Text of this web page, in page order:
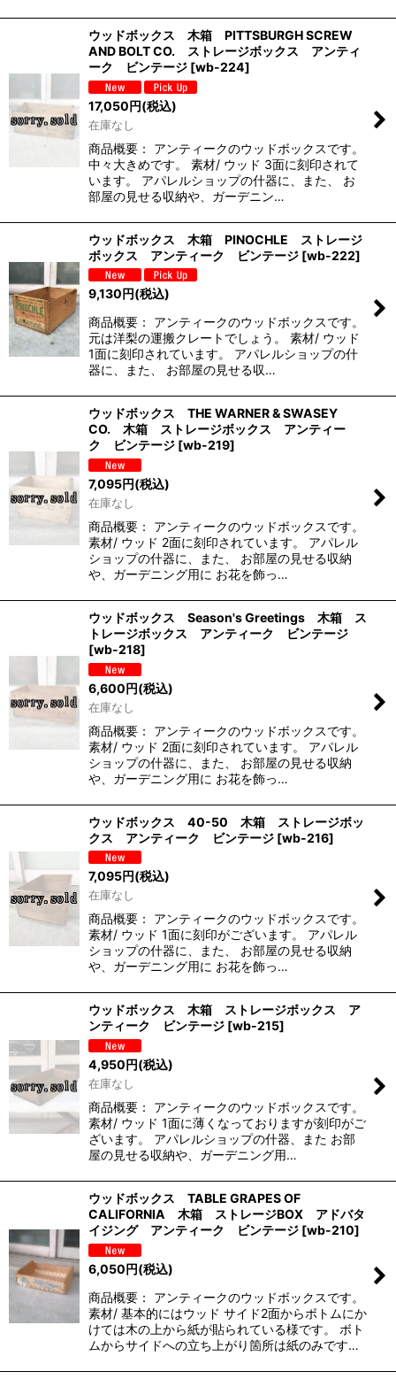
ウッドボックス 木箱 PITTSBURGH SCREW
AND BOLT CO. ストレージボックス アンティ
ーク ビンテージ [wb-224]
17,050円(税込)
在庫なし
商品概要： アンティークのウッドボックスです。
中々大きめです。 素材/ ウッド 3面に刻印されて
います。 アパレルショップの什器に、また、 お
部屋の見せる収納や、ガーデニン…
ウッドボックス 木箱 PINOCHLE ストレージ
ボックス アンティーク ビンテージ [wb-222]
9,130円(税込)
商品概要： アンティークのウッドボックスです。
元は洋梨の運搬クレートでしょう。 素材/ ウッド
1面に刻印されています。 アパレルショップの什
器に、また、 お部屋の見せる収…
ウッドボックス THE WARNER & SWASEY
CO. 木箱 ストレージボックス アンティー
ク ビンテージ [wb-219]
7,095円(税込)
在庫なし
商品概要： アンティークのウッドボックスです。
素材/ ウッド 2面に刻印されています。 アパレル
ショップの什器に、また、 お部屋の見せる収納
や、ガーデニング用に お花を飾っ…
ウッドボックス Season's Greetings 木箱 ス
トレージボックス アンティーク ビンテージ
[wb-218]
6,600円(税込)
在庫なし
商品概要： アンティークのウッドボックスです。
素材/ ウッド 2面に刻印されています。 アパレル
ショップの什器に、また、 お部屋の見せる収納
や、ガーデニング用に お花を飾っ…
ウッドボックス 40-50 木箱 ストレージボッ
クス アンティーク ビンテージ [wb-216]
7,095円(税込)
在庫なし
商品概要： アンティークのウッドボックスです。
素材/ ウッド 1面に刻印がございます。 アパレル
ショップの什器に、また、 お部屋の見せる収納
や、ガーデニング用に お花を飾っ…
ウッドボックス 木箱 ストレージボックス ア
ンティーク ビンテージ [wb-215]
4,950円(税込)
在庫なし
商品概要： アンティークのウッドボックスです。
素材/ ウッド 1面に薄くなっておりますが刻印がご
ざいます。 アパレルショップの什器、また お部
屋の見せる収納や、ガーデニング用…
ウッドボックス TABLE GRAPES OF
CALIFORNIA 木箱 ストレージBOX アドバタ
イジング アンティーク ビンテージ [wb-210]
6,050円(税込)
商品概要： アンティークのウッドボックスです。
素材/ 基本的にはウッド サイド2面からボトムにか
けては木の上から紙が貼られている様です。 ボト
ムからサイドへの立ち上がり箇所は紙のみです…